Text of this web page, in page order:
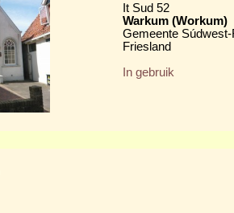
It Sud 52
Warkum (Workum)
Gemeente
Friesland
In gebruik